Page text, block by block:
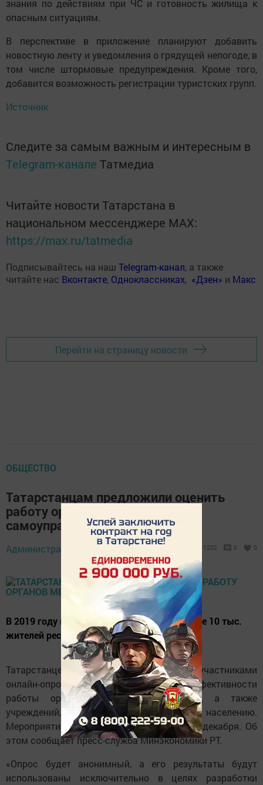
знания по действиям при ЧС и готовность жилища к
опасным ситуациям.
В перспективе в приложение планируют добавить
новостную ленту и уведомления о грядущей непогоде, в
том числе штормовые предупреждения. Кроме того,
добавится возможность регистрации туристских групп.
Источник
Следите за самым важным и интересным в
Telegram-канале Татмедиа
Читайте новости Татарстана в
национальном мессенджере MАХ:
https://max.ru/tatmedia
Подписывайтесь на наш Telegram-канал, а также
читайте нас Вконтакте, Одноклассниках, «Дзен» и Макс
Перейти на страницу новости
ОБЩЕСТВО
Татарстанцам предложили оценить
работу органов местного
самоуправления
Администратор, 7 декабря 2020 - 13:19 1202 0 0
В 2019 году в опросе приняли участие свыше 10 тыс.
жителей республики.
Татарстанцев приглашают вновь стать участниками
онлайн-опроса, посвященном оценке эффективности
работы органов местного управления, а также
учреждений, оказывающих услуги населению.
Мероприятие проводится ежегодно до 31 декабря. Об
этом сообщает пресс-служба Минэкономики РТ.
«Опрос будет анонимный, а его результаты будут
использованы исключительно в целях разработки